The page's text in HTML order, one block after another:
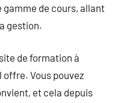
gamme de cours, allant
gestion.
de formation à
offre. Vous pouvez
et cela depuis